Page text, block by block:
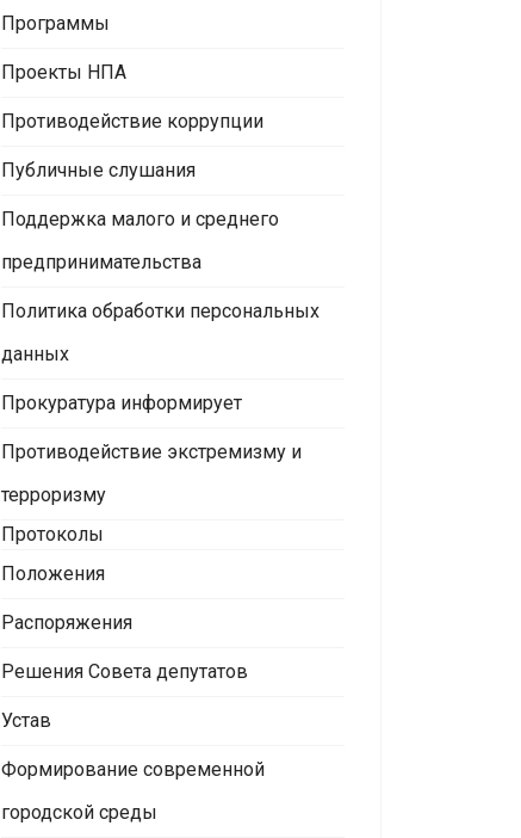
Программы
Проекты НПА
Противодействие коррупции
Публичные слушания
Поддержка малого и среднего
предпринимательства
Политика обработки персональных
данных
Прокуратура информирует
Противодействие экстремизму и
терроризму
Протоколы
Положения
Распоряжения
Решения Совета депутатов
Устав
Формирование современной
городской среды